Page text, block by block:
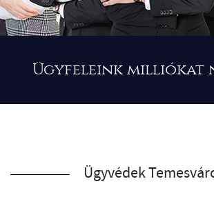
Ügyfeleink milliókat
Ügyvédek